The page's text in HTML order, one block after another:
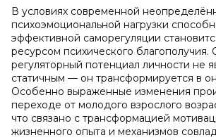
В условиях современной
психоэмоциональной нагрузки
эффективной саморегуляции
ресурсом психического благополучия.
регуляторный потенциал личности не
статичным — он трансформируется в
Особенно выраженные изменения
переходе от молодого взрослого
что связано с трансформацией
жизненного опыта и механизмов